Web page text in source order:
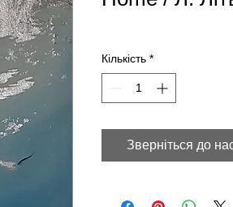
Кількість *
Зверніться до